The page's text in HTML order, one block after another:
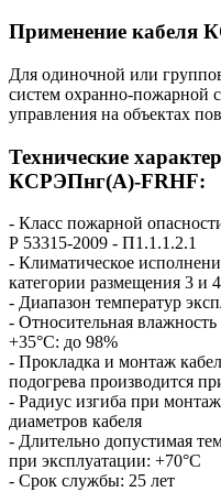
Применение кабеля
Для одиночной или
систем охранно-пожарной
управления на объектах
Технические
КСРЭПнг(А)-FRHF:
- Класс пожарной
Р 53315-2009 - П1.1.1.2.1
- Климатическое
категории размещения 3 и 4
- Диапазон температур
- Относительная
+35°С: до 98%
- Прокладка и монтаж
подогрева производится
- Радиус изгиба при
диаметров кабеля
- Длительно допустимая
при эксплуатации: +70°С
- Срок службы: 25 лет